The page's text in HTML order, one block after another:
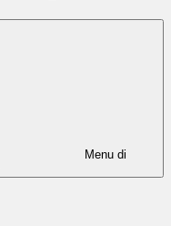
Menu di